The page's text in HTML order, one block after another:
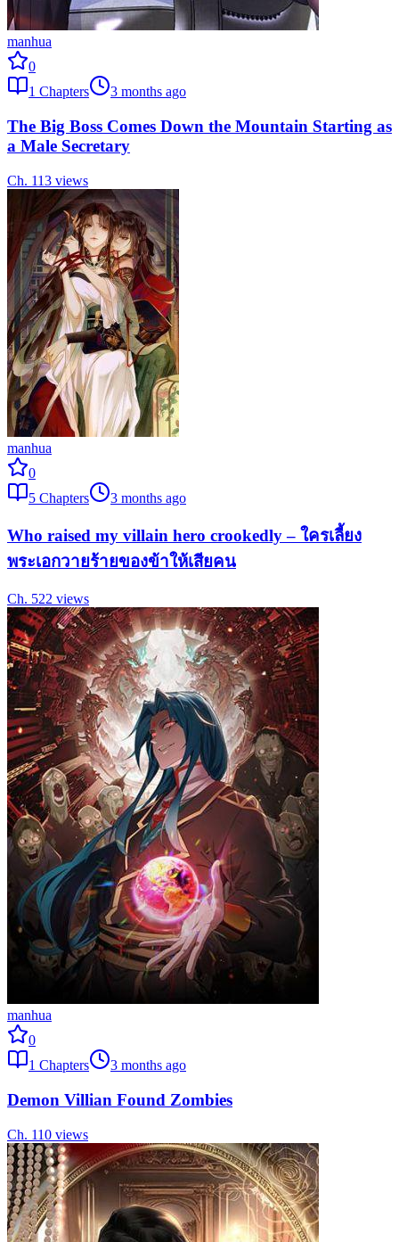
manhua
0
1 Chapters 3 months ago
The Big Boss Comes Down the Mountain Starting as
a Male Secretary
Ch. 113 views
manhua
0
5 Chapters 3 months ago
Who raised my villain hero crookedly – ใครเลี้ยง
พระเอกวายร้ายของข้าให้เสียคน
Ch. 522 views
manhua
0
1 Chapters 3 months ago
Demon Villian Found Zombies
Ch. 110 views